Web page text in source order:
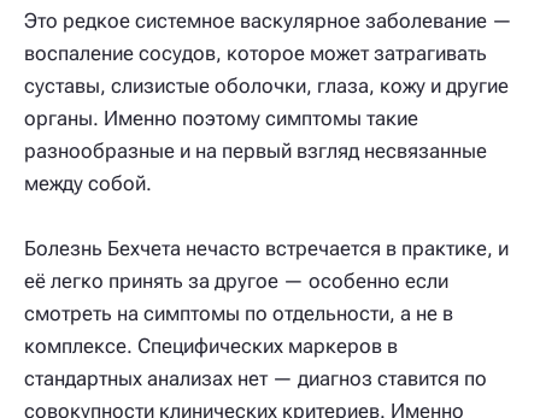
Это редкое системное васкулярное заболевание —
воспаление сосудов, которое может затрагивать
суставы, слизистые оболочки, глаза, кожу и другие
органы. Именно поэтому симптомы такие
разнообразные и на первый взгляд несвязанные
между собой.
Болезнь Бехчета нечасто встречается в практике, и
её легко принять за другое — особенно если
смотреть на симптомы по отдельности, а не в
комплексе. Специфических маркеров в
стандартных анализах нет — диагноз ставится по
совокупности клинических критериев. Именно